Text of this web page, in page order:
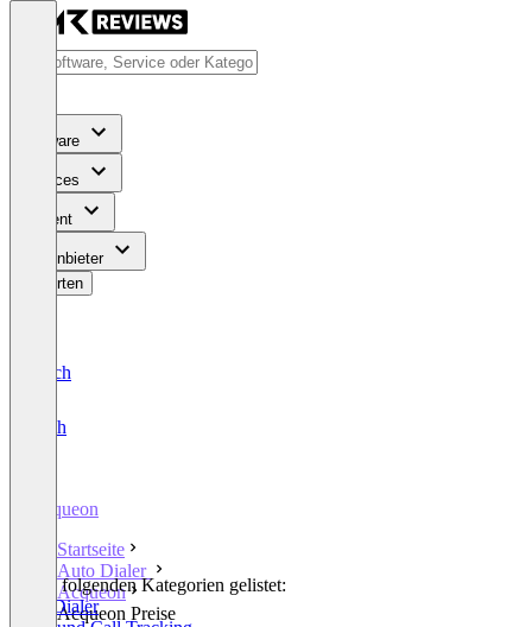
Software
Services
Content
Für Anbieter
Bewerten
Deutsch
English
Acqueon
Startseite
Auto Dialer
Acqueon
Acqueon Preise
In den folgenden Kategorien gelistet:
Auto Dialer